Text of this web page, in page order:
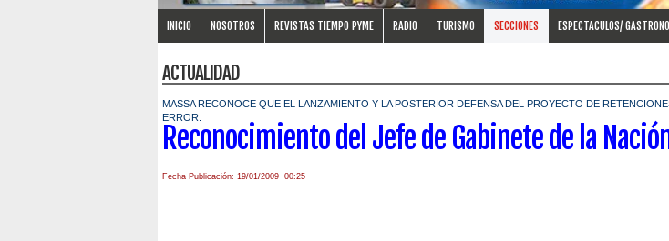
INICIO NOSOTROS REVISTAS TIEMPO PYME RADIO TURISMO SECCIONES ESPECTACULOS/
ACTUALIDAD
MASSA RECONOCE QUE EL LANZAMIENTO Y LA POSTERIOR DEFENSA DEL PROYECTO DE
ERROR.
Reconocimiento del Jefe de Gabinete de la
Fecha Publicación: 19/01/2009 00:25